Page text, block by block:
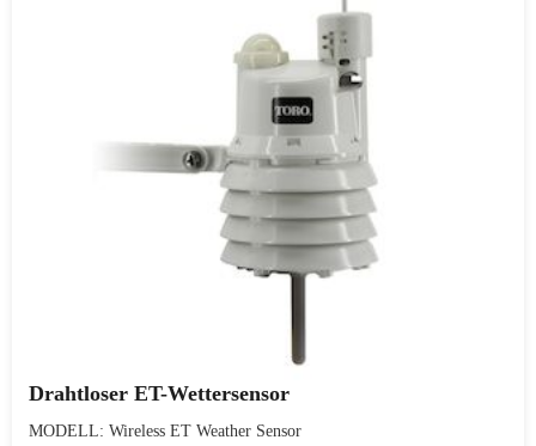
Drahtloser ET-Wettersensor
MODELL: Wireless ET Weather Sensor